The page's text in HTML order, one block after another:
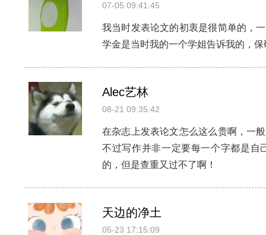
07-05 09:41:45
我当时发表论文的初衷是很简单的，
学金是当时我的一个学姐告诉我的，
Alec艺林
08-21 09:35:42
在杂志上发表论文怎么这么贵啊，一
不过写作并非一定要每一个字都是自
的，但是查重又过不了啊！
天边的净土
05-23 17:15:09